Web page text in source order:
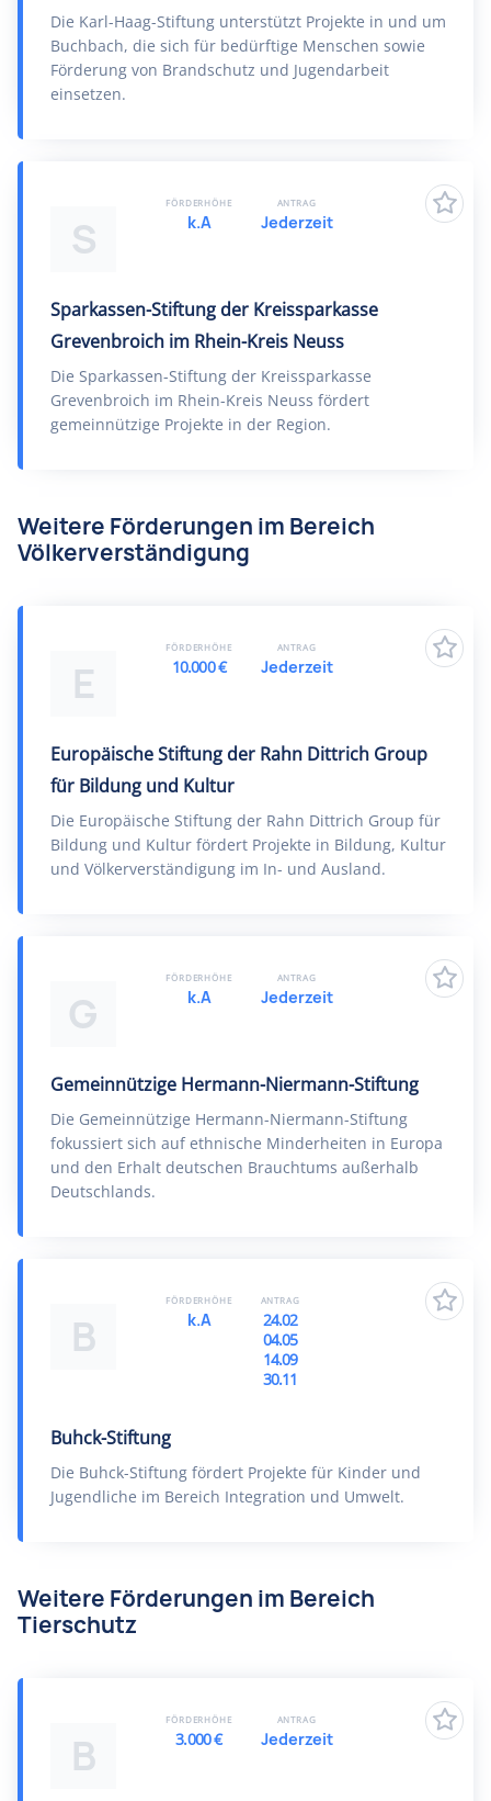
Die Karl-Haag-Stiftung unterstützt Projekte in und um
Buchbach, die sich für bedürftige Menschen sowie
Förderung von Brandschutz und Jugendarbeit
einsetzen.
S
Sparkassen-Stiftung der Kreissparkasse
Grevenbroich im Rhein-Kreis Neuss
Die Sparkassen-Stiftung der Kreissparkasse
Grevenbroich im Rhein-Kreis Neuss fördert
gemeinnützige Projekte in der Region.
FÖRDERHÖHE
k.A
ANTRAG
Jederzeit
Weitere Förderungen im Bereich
Völkerverständigung
E
Europäische Stiftung der Rahn Dittrich Group
für Bildung und Kultur
Die Europäische Stiftung der Rahn Dittrich Group für
Bildung und Kultur fördert Projekte in Bildung, Kultur
und Völkerverständigung im In- und Ausland.
FÖRDERHÖHE
10.000 €
ANTRAG
Jederzeit
G
Gemeinnützige Hermann-Niermann-Stiftung
Die Gemeinnützige Hermann-Niermann-Stiftung
fokussiert sich auf ethnische Minderheiten in Europa
und den Erhalt deutschen Brauchtums außerhalb
Deutschlands.
FÖRDERHÖHE
k.A
ANTRAG
Jederzeit
B
Buhck-Stiftung
Die Buhck-Stiftung fördert Projekte für Kinder und
Jugendliche im Bereich Integration und Umwelt.
FÖRDERHÖHE
k.A
ANTRAG
24.02
04.05
14.09
30.11
Weitere Förderungen im Bereich
Tierschutz
B
FÖRDERHÖHE
3.000 €
ANTRAG
Jederzeit